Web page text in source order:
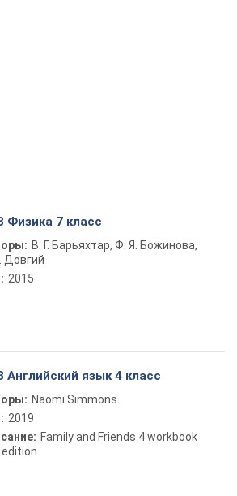
Физика 7 класс
В. Г. Барьяхтар, Ф. Я. Божинова,
Довгий
2015
Английский язык 4 класс
Naomi Simmons
2019
Family and Friends 4 workbook
edition